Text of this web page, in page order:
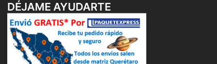
DÉJAME AYUDARTE